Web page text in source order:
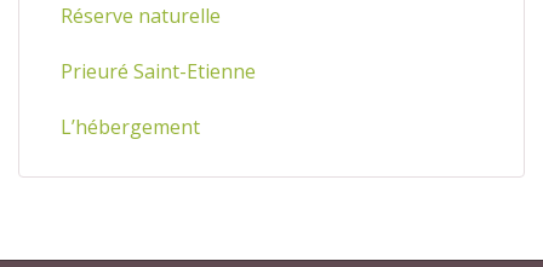
Réserve naturelle
Prieuré Saint-Etienne
L’hébergement